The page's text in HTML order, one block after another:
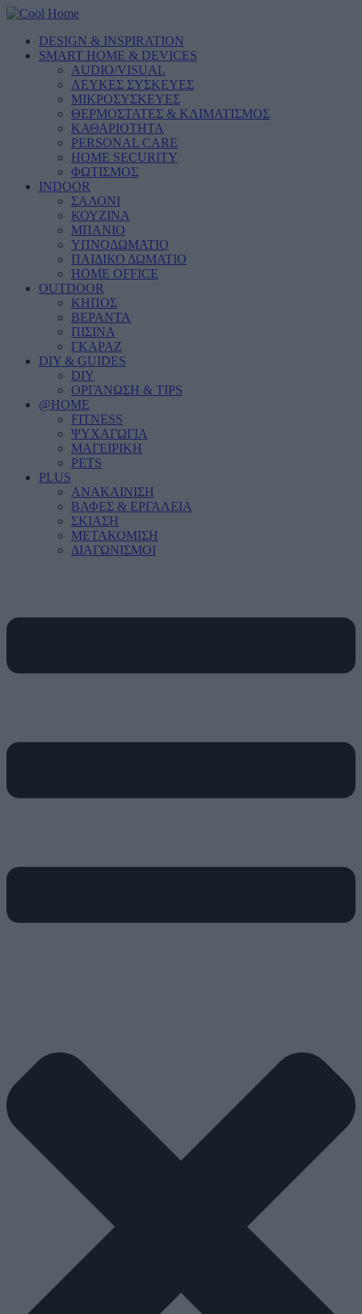
DESIGN & INSPIRATION
SMART HOME & DEVICES
AUDIO/VISUAL
ΛΕΥΚΕΣ ΣΥΣΚΕΥΕΣ
ΜΙΚΡΟΣΥΣΚΕΥΕΣ
ΘΕΡΜΟΣΤΑΤΕΣ & ΚΛΙΜΑΤΙΣΜΟΣ
ΚΑΘΑΡΙΟΤΗΤΑ
PERSONAL CARE
HOME SECURITY
ΦΩΤΙΣΜΟΣ
INDOOR
ΣΑΛΟΝΙ
ΚΟΥΖΙΝΑ
ΜΠΑΝΙΟ
ΥΠΝΟΔΩΜΑΤΙΟ
ΠΑΙΔΙΚΟ ΔΩΜΑΤΙΟ
HOME OFFICE
OUTDOOR
ΚΗΠΟΣ
ΒΕΡΑΝΤΑ
ΠΙΣΙΝΑ
ΓΚΑΡΑΖ
DIY & GUIDES
DIY
ΟΡΓΑΝΩΣΗ & TIPS
@HOME
FITNESS
ΨΥΧΑΓΩΓΙΑ
ΜΑΓΕΙΡΙΚΗ
PETS
PLUS
ΑΝΑΚΑΙΝΙΣΗ
ΒΑΦΕΣ & ΕΡΓΑΛΕΙΑ
ΣΚΙΑΣΗ
ΜΕΤΑΚΟΜΙΣΗ
ΔΙΑΓΩΝΙΣΜΟΙ